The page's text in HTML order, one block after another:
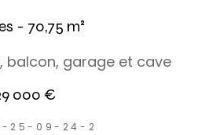
- 70,75 m²
balcon, garage et cave
000 €
25-09-24-2